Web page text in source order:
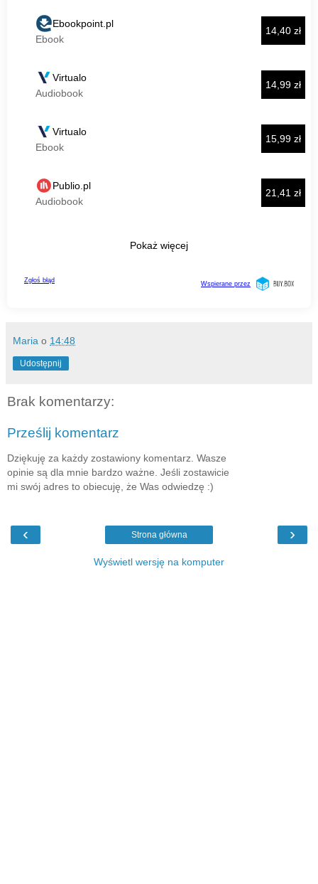
Maria o 14:48
Udostępnij
Brak komentarzy:
Prześlij komentarz
Dziękuję za każdy zostawiony komentarz. Wasze
opinie są dla mnie bardzo ważne. Jeśli zostawicie
mi swój adres to obiecuję, że Was odwiedzę :)
‹ ›
Strona główna
Wyświetl wersję na komputer